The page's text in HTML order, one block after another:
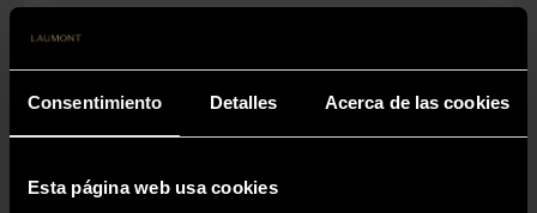
Consentimiento Detalles Acerca de las cookies
Esta página web usa cookies